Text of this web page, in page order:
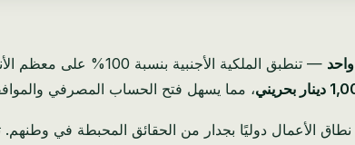
واحد
— تنطبق الملكية
بحريني ، مما يسهل فتح الحساب المصرفي
الأعمال دوليًا بجدار من الحقائق المحبطة في وطنهم.